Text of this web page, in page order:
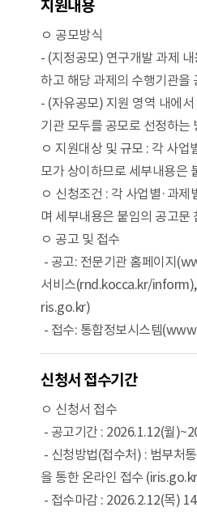
지원내용
ㅇ 공모방식
- (지정공모) 연구개발 과제
하고 해당 과제의 수행기관을
- (자유공모) 지원 영역 내에
기관 모두를 공모로 선정하는
ㅇ 지원대상 및 규모 : 각 사
모가 상이하므로 세부내용은
ㅇ 신청조건 : 각 사업별·과제
며 세부내용은 붙임의 공고문
ㅇ 공고 및 접수
- 공고: 전문기관 홈페이지
서비스(rnd.kocca.kr/
ris.go.kr)
- 접수: 통합정보시스템
신청서 접수기간
ㅇ 신청서 접수
- 공고기간 : 2026.1.12(월
- 신청방법(접수처) : 범부처
을 통한 온라인 접수
- 접수마감 : 2026.2.12(목)